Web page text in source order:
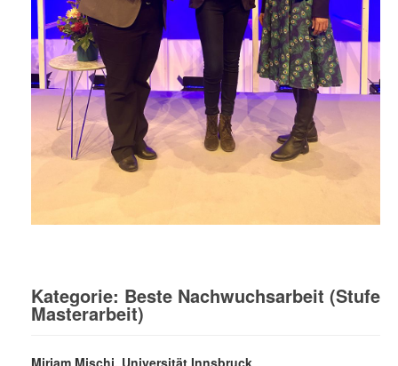
Kategorie: Beste Nachwuchsarbeit (Stufe
Masterarbeit)
Mirjam Mischi, Universität Innsbruck